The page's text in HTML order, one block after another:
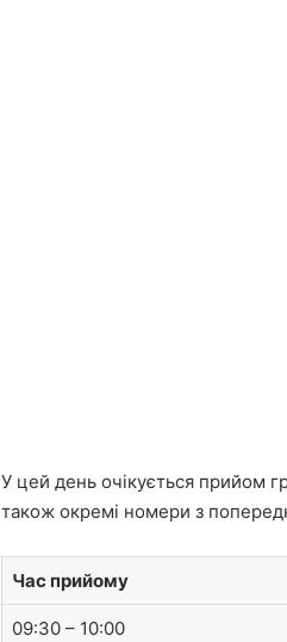
У цей день очікується прийом
також окремі номери з
Час прийому
09:30 – 10:00